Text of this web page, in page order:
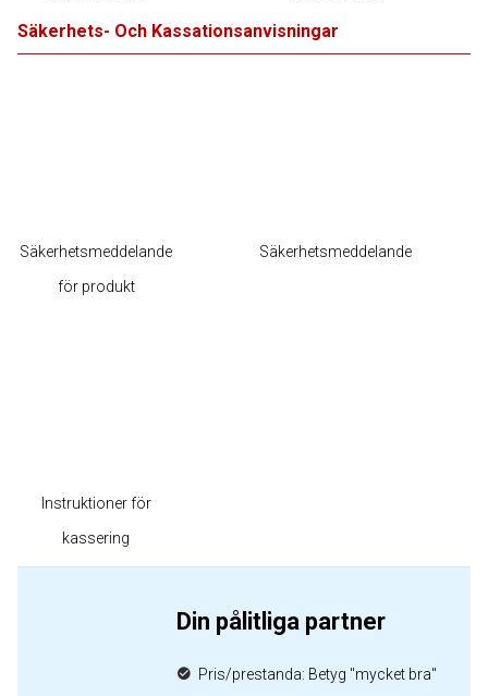
Säkerhets- Och Kassationsanvisningar
Säkerhetsmeddelande
för produkt
Säkerhetsmeddelande
Instruktioner för
kassering
Din pålitliga partner
Pris/prestanda: Betyg "mycket bra"